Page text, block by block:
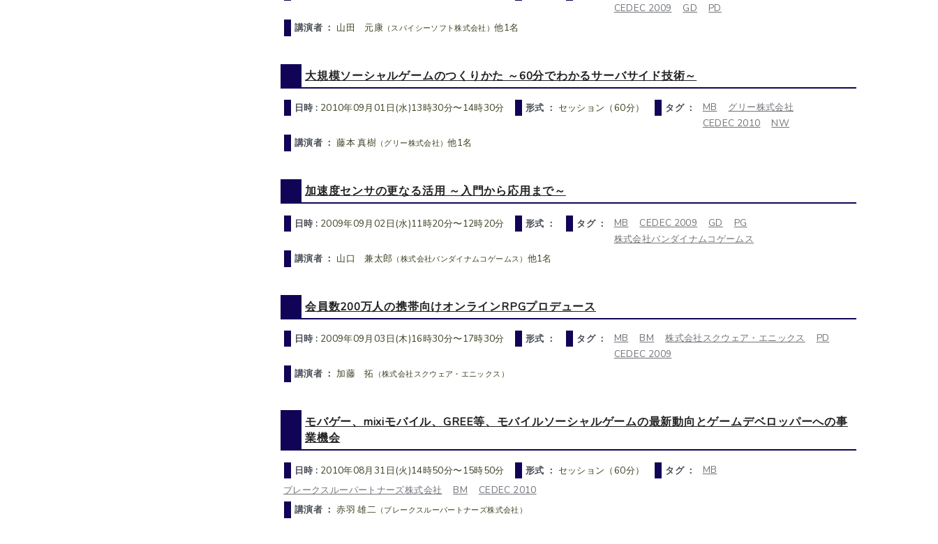
CEDEC 2009
GD
PD
講演者 ： 山田 元康 （スパイシーソフト株式会社）他1名
大規模ソーシャルゲームのつくりかた ～60分でわかるサーバサイド技術～
日時 : 2010年09月01日(水)13時30分〜14時30分 形式 ： セッション（60分） タグ ： MB
グリー株式会社
CEDEC 2010
NW
講演者 ：藤本 真樹 （グリー株式会社）他1名
加速度センサの更なる活用 ～入門から応用まで～
日時 : 2009年09月02日(水)11時20分〜12時20分 形式 ： タグ ： MB CEDEC 2009 GD
PG
株式会社バンダイナムコゲームス
講演者 ： 山口 兼太郎 （株式会社バンダイナムコゲームス） 他1名
会員数200万人の携帯向けオンラインRPGプロデュース
日時 : 2009年09月03日(木)16時30分〜17時30分 形式 ： タグ ： MB BM 株式会社スクウェア・エニックス
PD
CEDEC 2009
講演者 ：加藤 拓 （株式会社スクウェア・エニックス）
モバゲー、mixiモバイル、GREE等、モバイルソーシャルゲームの最新動向とゲームデベロッパーへの事
業機会
日時 : 2010年08月31日(火)14時50分〜15時50分 形式 ： セッション（60分） タグ ：
MB
ブレークスルーパートナーズ株式会社
BM
CEDEC 2010
講演者 ：赤羽 雄二 （ブレークスルーパートナーズ株式会社）